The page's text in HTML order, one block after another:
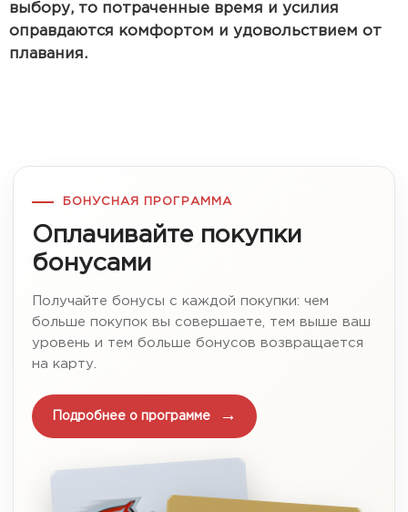
выбору, то потраченные время и усилия
оправдаются комфортом и удовольствием от
плавания.
БОНУСНАЯ ПРОГРАММА
Оплачивайте покупки
бонусами
Получайте бонусы с каждой покупки: чем
больше покупок вы совершаете, тем выше ваш
уровень и тем больше бонусов возвращается
на карту.
Подробнее о программе